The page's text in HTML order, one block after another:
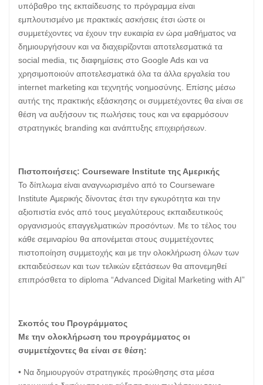
υπόβαθρο της εκπαίδευσης το πρόγραμμα είναι
εμπλουτισμένο με πρακτικές ασκήσεις έτσι ώστε οι
συμμετέχοντες να έχουν την ευκαιρία εν ώρα μαθήματος να
δημιουργήσουν και να διαχειρίζονται αποτελεσματικά τα
social media, τις διαφημίσεις στο Google Ads και να
χρησιμοποιούν αποτελεσματικά όλα τα άλλα εργαλεία του
internet marketing και τεχνητής νοημοσύνης. Επίσης μέσω
αυτής της πρακτικής εξάσκησης οι συμμετέχοντες θα είναι σε
θέση να αυξήσουν τις πωλήσεις τους και να εφαρμόσουν
στρατηγικές branding και ανάπτυξης επιχειρήσεων.
Πιστοποιήσεις: Courseware Institute της Αμερικής
Το δίπλωμα είναι αναγνωρισμένο από το Courseware
Institute Αμερικής δίνοντας έτσι την εγκυρότητα και την
αξιοπιστία ενός από τους μεγαλύτερους εκπαιδευτικούς
οργανισμούς επαγγελματικών προσόντων. Με το τέλος του
κάθε σεμιναρίου θα απονέμεται στους συμμετέχοντες
πιστοποίηση συμμετοχής και με την ολοκλήρωση όλων των
εκπαιδεύσεων και των τελικών εξετάσεων θα απονεμηθεί
επιπρόσθετα το diploma “Advanced Digital Marketing with AI”
Σκοπός του Προγράμματος
Με την ολοκλήρωση του προγράμματος οι
συμμετέχοντες θα είναι σε θέση:
• Να δημιουργούν στρατηγικές προώθησης στα μέσα